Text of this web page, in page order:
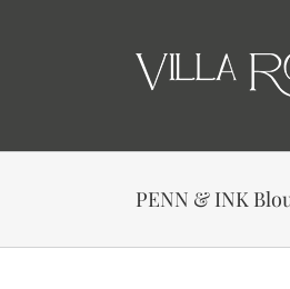
PENN & INK